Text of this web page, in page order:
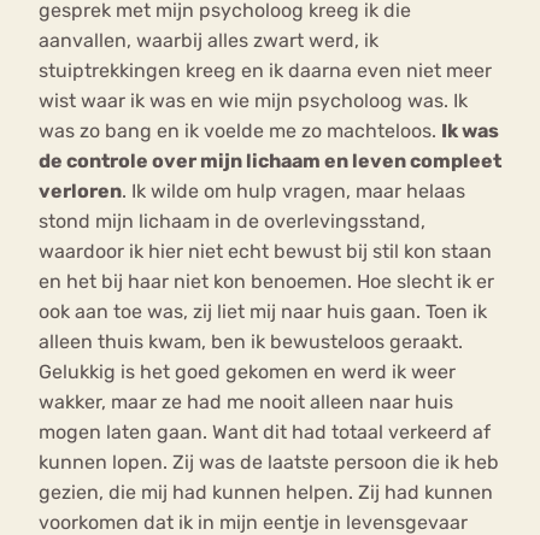
gesprek met mijn psycholoog kreeg ik die
aanvallen, waarbij alles zwart werd, ik
stuiptrekkingen kreeg en ik daarna even niet meer
wist waar ik was en wie mijn psycholoog was. Ik
was zo bang en ik voelde me zo machteloos. Ik was
de controle over mijn lichaam en leven compleet
verloren. Ik wilde om hulp vragen, maar helaas
stond mijn lichaam in de overlevingsstand,
waardoor ik hier niet echt bewust bij stil kon staan
en het bij haar niet kon benoemen. Hoe slecht ik er
ook aan toe was, zij liet mij naar huis gaan. Toen ik
alleen thuis kwam, ben ik bewusteloos geraakt.
Gelukkig is het goed gekomen en werd ik weer
wakker, maar ze had me nooit alleen naar huis
mogen laten gaan. Want dit had totaal verkeerd af
kunnen lopen. Zij was de laatste persoon die ik heb
gezien, die mij had kunnen helpen. Zij had kunnen
voorkomen dat ik in mijn eentje in levensgevaar